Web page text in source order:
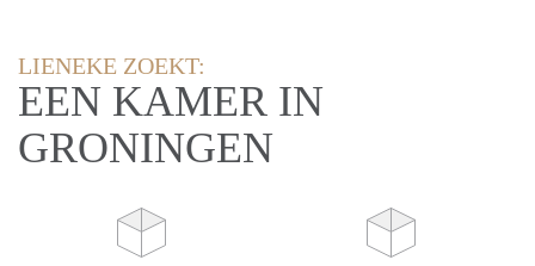
LIENEKE ZOEKT:
EEN KAMER IN
GRONINGEN